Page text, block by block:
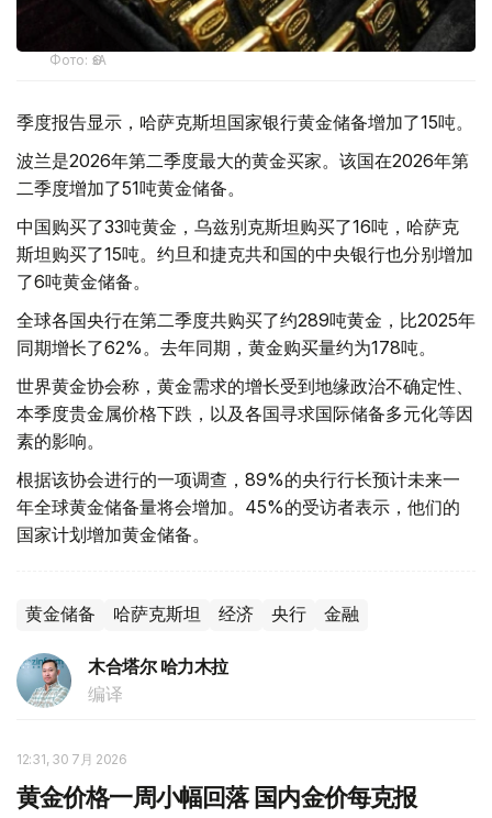
Фото: ӨзА
季度报告显示，哈萨克斯坦国家银行黄金储备增加了15吨。
波兰是2026年第二季度最大的黄金买家。该国在2026年第
二季度增加了51吨黄金储备。
中国购买了33吨黄金，乌兹别克斯坦购买了16吨，哈萨克
斯坦购买了15吨。约旦和捷克共和国的中央银行也分别增加
了6吨黄金储备。
全球各国央行在第二季度共购买了约289吨黄金，比2025年
同期增长了62%。去年同期，黄金购买量约为178吨。
世界黄金协会称，黄金需求的增长受到地缘政治不确定性、
本季度贵金属价格下跌，以及各国寻求国际储备多元化等因
素的影响。
根据该协会进行的一项调查，89%的央行行长预计未来一
年全球黄金储备量将会增加。45%的受访者表示，他们的
国家计划增加黄金储备。
黄金储备 哈萨克斯坦 经济 央行 金融
木合塔尔 哈力木拉
编译
12:31, 30 7月 2026
黄金价格一周小幅回落 国内金价每克报